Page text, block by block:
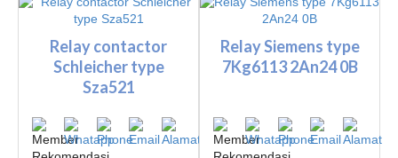
Relay contactor
Schleicher type
Sza521
Relay Siemens type
7Kg6113 2An24 0B